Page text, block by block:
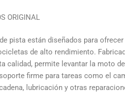
ORIGINAL
pista están diseñados para
de alto rendimiento.
calidad, permite levantar la moto
firme para tareas como el
lubricación y otras